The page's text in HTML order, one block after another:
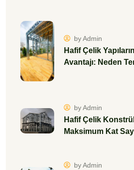
by Admin
Hafif Çelik
Avantajı: Neden
by Admin
Hafif Çelik
Maksimum Kat
by Admin